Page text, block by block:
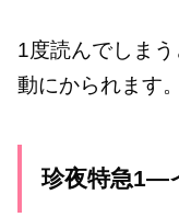
1度読んでしま
動にかられます。
珍夜特急1―